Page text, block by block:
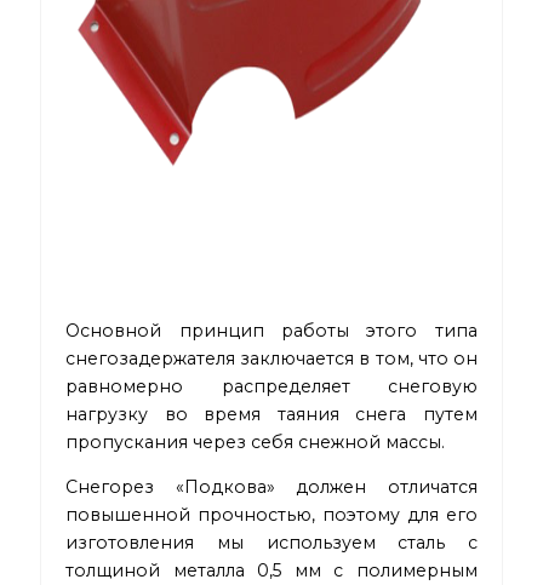
Основной принцип работы этого типа
снегозадержателя заключается в том, что он
равномерно распределяет снеговую
нагрузку во время таяния снега путем
пропускания через себя снежной массы.
Снегорез «Подкова» должен отличатся
повышенной прочностью, поэтому для его
изготовления мы используем сталь с
толщиной металла 0,5 мм с полимерным